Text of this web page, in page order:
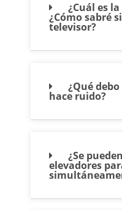
¿Cuál es
¿Cómo sabré
televisor?
¿Qué
hace ruido?
¿Se
elevadores